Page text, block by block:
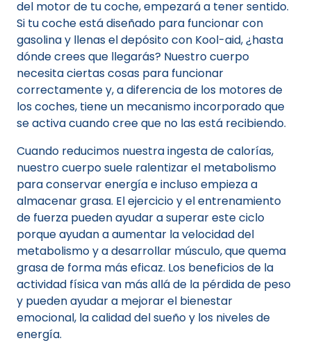
del motor de tu coche, empezará a tener sentido.
Si tu coche está diseñado para funcionar con
gasolina y llenas el depósito con Kool-aid, ¿hasta
dónde crees que llegarás? Nuestro cuerpo
necesita ciertas cosas para funcionar
correctamente y, a diferencia de los motores de
los coches, tiene un mecanismo incorporado que
se activa cuando cree que no las está recibiendo.
Cuando reducimos nuestra ingesta de calorías,
nuestro cuerpo suele ralentizar el metabolismo
para conservar energía e incluso empieza a
almacenar grasa. El ejercicio y el entrenamiento
de fuerza pueden ayudar a superar este ciclo
porque ayudan a aumentar la velocidad del
metabolismo y a desarrollar músculo, que quema
grasa de forma más eficaz. Los beneficios de la
actividad física van más allá de la pérdida de peso
y pueden ayudar a mejorar el bienestar
emocional, la calidad del sueño y los niveles de
energía.